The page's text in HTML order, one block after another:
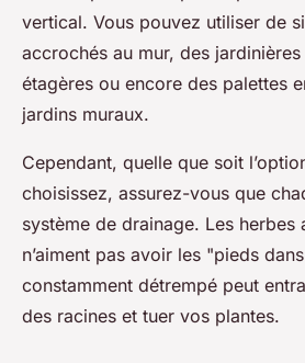
vertical. Vous pouvez utiliser de
accrochés au mur, des
étagères ou encore des palettes
jardins muraux.
Cependant, quelle que soit
choisissez, assurez-vous que
système de drainage. Les herbes
n’aiment pas avoir les "pieds
constamment détrempé peut
des racines et tuer vos plantes.